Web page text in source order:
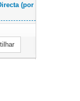
(por